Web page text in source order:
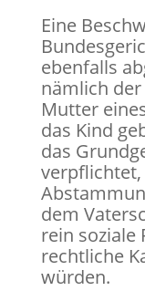
Eine
ebenfalls
nämlich
Mutter
das Kind
das
dem
rein soziale
rechtliche
würden.